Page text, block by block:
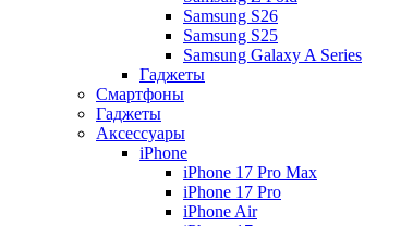
Samsung S26
Samsung S25
Samsung Galaxy A Series
Гаджеты
Смартфоны
Гаджеты
Аксессуары
iPhone
iPhone 17 Pro Max
iPhone 17 Pro
iPhone Air